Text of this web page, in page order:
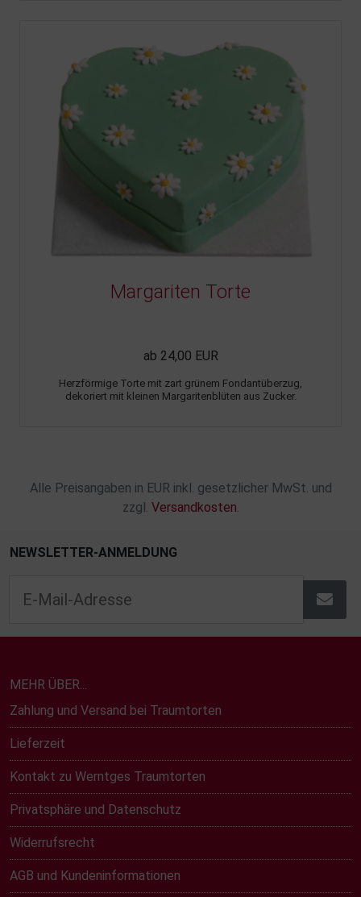
Margariten Torte
ab 24,00 EUR
Herzförmige Torte mit zart grünem Fondantüberzug,
dekoriert mit kleinen Margaritenblüten aus Zucker.
Alle Preisangaben in EUR inkl. gesetzlicher MwSt. und
zzgl. Versandkosten
NEWSLETTER-ANMELDUNG
MEHR ÜBER...
Zahlung und Versand bei Traumtorten
Lieferzeit
Kontakt zu Werntges Traumtorten
Privatsphäre und Datenschutz
Widerrufsrecht
AGB und Kundeninformationen